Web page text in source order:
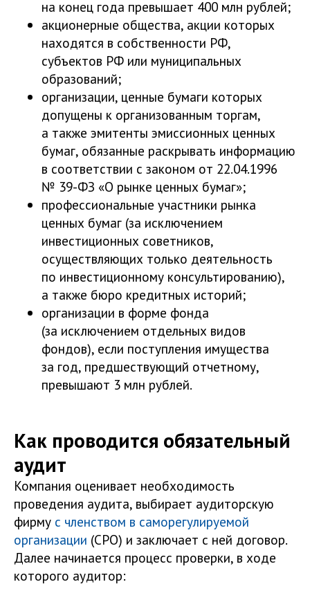
на конец года превышает 400 млн рублей;
акционерные общества, акции которых
находятся в собственности РФ,
субъектов РФ или муниципальных
образований;
организации, ценные бумаги которых
допущены к организованным торгам,
а также эмитенты эмиссионных ценных
бумаг, обязанные раскрывать информацию
в соответствии с законом от 22.04.1996
№ 39-ФЗ «О рынке ценных бумаг»;
профессиональные участники рынка
ценных бумаг (за исключением
инвестиционных советников,
осуществляющих только деятельность
по инвестиционному консультированию),
а также бюро кредитных историй;
организации в форме фонда
(за исключением отдельных видов
фондов), если поступления имущества
за год, предшествующий отчетному,
превышают 3 млн рублей.
Как проводится обязательный
аудит
Компания оценивает необходимость
проведения аудита, выбирает аудиторскую
фирму с членством в саморегулируемой
организации (СРО) и заключает с ней договор.
Далее начинается процесс проверки, в ходе
которого аудитор: